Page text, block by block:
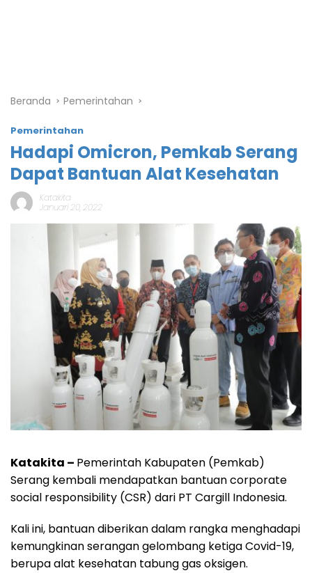
Beranda Pemerintahan
Pemerintahan
Hadapi Omicron, Pemkab Serang
Dapat Bantuan Alat Kesehatan
Katakita
Januari 20, 2022
Katakita – Pemerintah Kabupaten (Pemkab)
Serang kembali mendapatkan bantuan corporate
social responsibility (CSR) dari PT Cargill Indonesia.
Kali ini, bantuan diberikan dalam rangka menghadapi
kemungkinan serangan gelombang ketiga Covid-19,
berupa alat kesehatan tabung gas oksigen.